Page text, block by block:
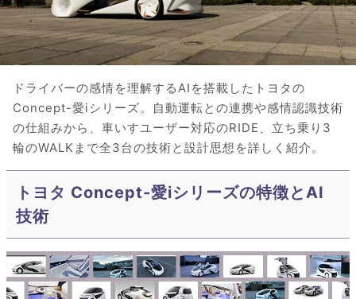
ドライバーの感情を理解するAIを搭載したトヨタの
Concept-愛iシリーズ。自動運転との連携や感情認識技術
の仕組みから、車いすユーザー対応のRIDE、立ち乗り3
輪のWALKまで全3台の技術と設計思想を詳しく紹介。
トヨタ Concept-愛iシリーズの特徴とAI
技術